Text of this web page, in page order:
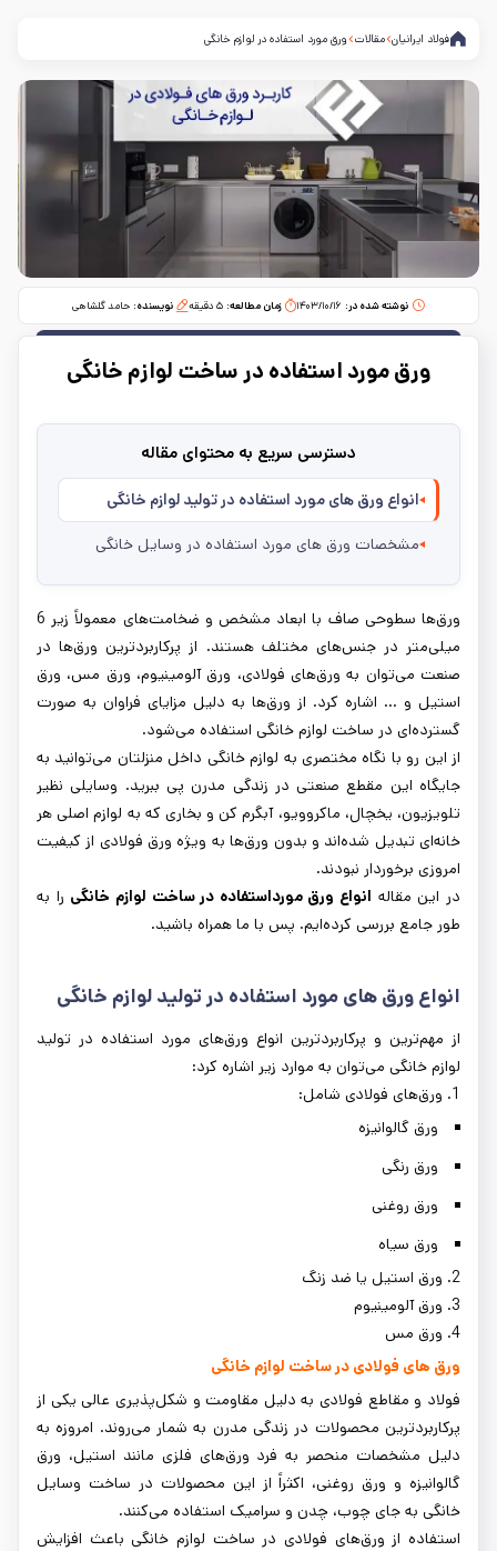
فولاد ایرانیان مقالات ورق مورد استفاده در لوازم خانگی
نوشته شده در: ۱۴۰۳/۱۰/۱۶ زمان مطالعه:‌ ۵ دقیقه نویسنده: حامد گلشاهی
ورق مورد استفاده در ساخت لوازم خانگی
دسترسی سریع به محتوای مقاله
انواع ورق های مورد استفاده در تولید لوازم خانگی
مشخصات ورق های مورد استفاده در وسایل خانگی
ورق‌ها سطوحی صاف با ابعاد مشخص و ضخامت‌های معمولاً زیر 6
میلی‌متر در جنس‌های مختلف هستند. از پرکاربردترین ورق‌ها در
صنعت می‌توان به ورق‌های فولادی، ورق آلومینیوم، ورق مس، ورق
استیل و ... اشاره کرد. از ورق‌ها به دلیل مزایای فراوان به صورت
گسترده‌ای در ساخت لوازم خانگی استفاده می‌شود.
از این رو با نگاه مختصری به لوازم خانگی داخل منزلتان می‌توانید به
جایگاه این مقطع صنعتی در زندگی مدرن پی ببرید. وسایلی نظیر
تلویزیون، یخچال، ماکروویو، آبگرم کن و بخاری که به لوازم اصلی هر
خانه‌ای تبدیل شده‌اند و بدون ورق‌ها به ویژه ورق فولادی از کیفیت
امروزی برخوردار نبودند.
در این مقاله انواع ورق مورداستفاده در ساخت لوازم خانگی را به
طور جامع بررسی کرده‌ایم. پس با ما همراه باشید.
انواع ورق‌ های مورد استفاده در تولید لوازم خانگی
از مهم‌ترین و پرکاربردترین انواع ورق‌های مورد استفاده در تولید
لوازم خانگی می‌توان به موارد زیر اشاره کرد:
1. ورق‌های فولادی شامل:
ورق گالوانیزه
ورق رنگی
ورق روغنی
ورق سیاه
2. ورق استیل یا ضد زنگ
3. ورق آلومینیوم
4. ورق مس
ورق‌ های فولادی در ساخت لوازم خانگی
فولاد و مقاطع فولادی به دلیل مقاومت و شکل‌پذیری عالی یکی از
پرکاربردترین محصولات در زندگی مدرن به شمار می‌روند. امروزه به
دلیل مشخصات منحصر به فرد ورق‌های فلزی مانند استیل، ورق
گالوانیزه و ورق روغنی، اکثراً از این محصولات در ساخت وسایل
خانگی به جای چوب، چدن و سرامیک استفاده می‌کنند.
استفاده از ورق‌های فولادی در ساخت لوازم خانگی باعث افزایش